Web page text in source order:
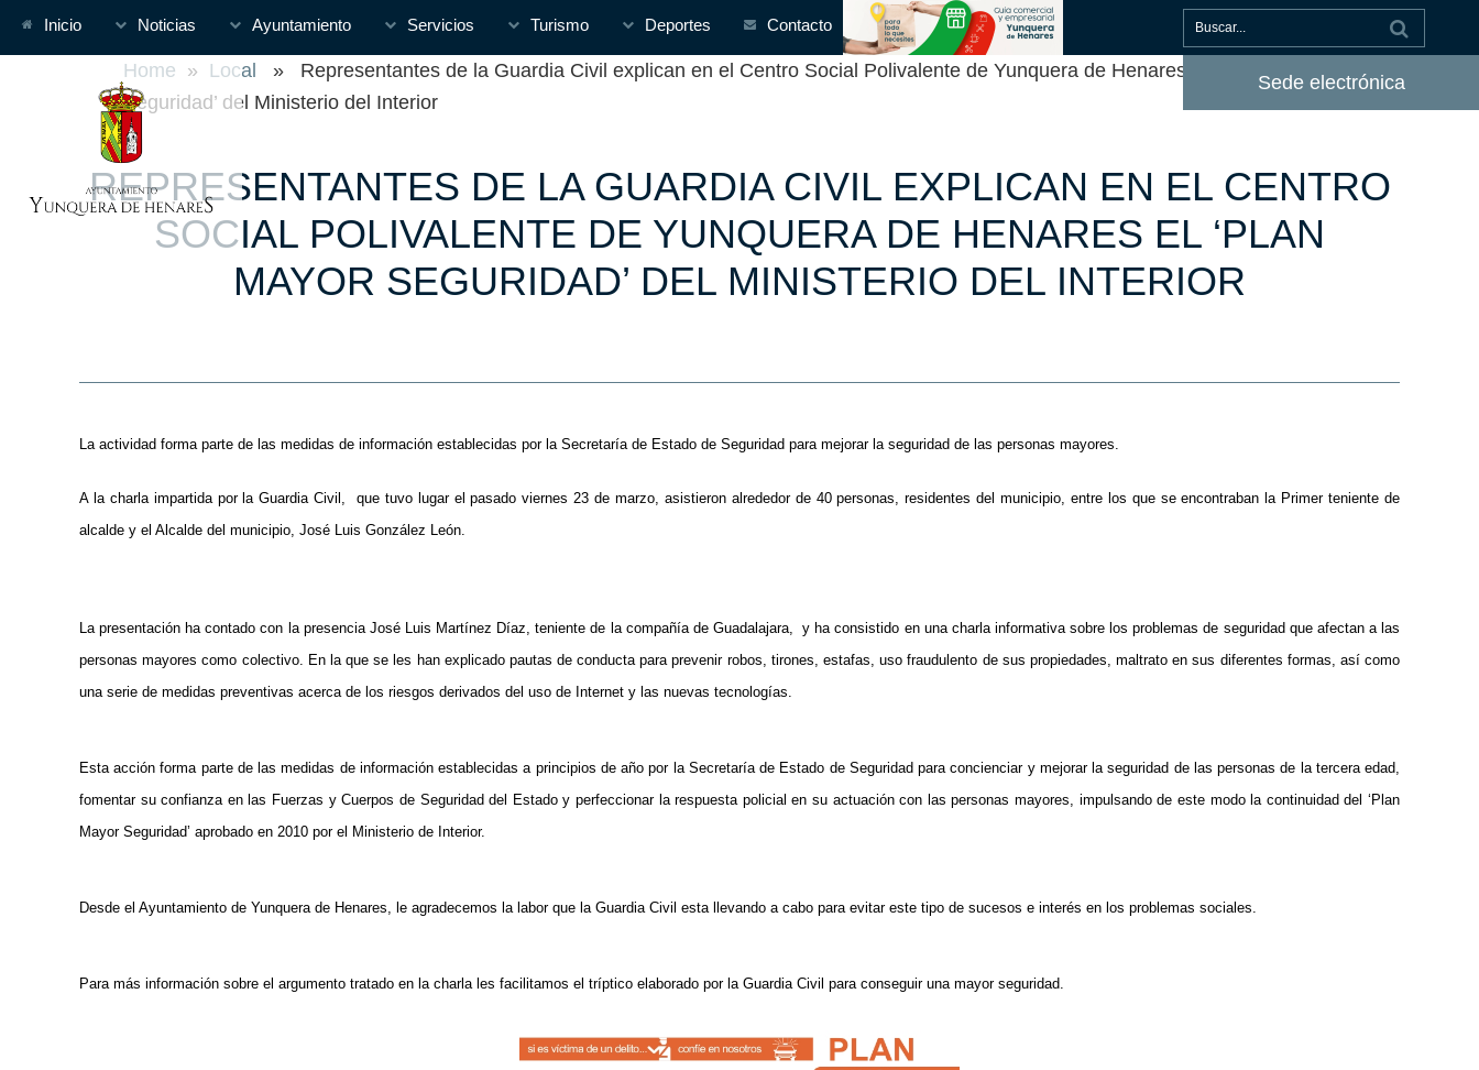
Inicio Noticias Ayuntamiento Servicios Turismo Deportes Contacto
Sede electrónica
Home » Local
» Representantes de la Guardia Civil explican en el Centro Social Polivalente de Yunquera de Henares el ‘Plan Mayor
Seguridad’ del Ministerio del Interior
REPRESENTANTES DE LA GUARDIA CIVIL EXPLICAN EN EL CENTRO
SOCIAL POLIVALENTE DE YUNQUERA DE HENARES EL ‘PLAN
MAYOR SEGURIDAD’ DEL MINISTERIO DEL INTERIOR
La actividad forma parte de las medidas de información establecidas por la Secretaría de Estado de Seguridad para mejorar la seguridad de las personas mayores.
A la charla impartida por la Guardia Civil, que tuvo lugar el pasado viernes 23 de marzo, asistieron alrededor de 40 personas, residentes del municipio, entre los que se encontraban la Primer teniente de
alcalde y el Alcalde del municipio, José Luis González León.
La presentación ha contado con la presencia José Luis Martínez Díaz, teniente de la compañía de Guadalajara, y ha consistido en una charla informativa sobre los problemas de seguridad que afectan a las
personas mayores como colectivo. En la que se les han explicado pautas de conducta para prevenir robos, tirones, estafas, uso fraudulento de sus propiedades, maltrato en sus diferentes formas, así como
una serie de medidas preventivas acerca de los riesgos derivados del uso de Internet y las nuevas tecnologías.
Esta acción forma parte de las medidas de información establecidas a principios de año por la Secretaría de Estado de Seguridad para concienciar y mejorar la seguridad de las personas de la tercera edad,
fomentar su confianza en las Fuerzas y Cuerpos de Seguridad del Estado y perfeccionar la respuesta policial en su actuación con las personas mayores, impulsando de este modo la continuidad del ‘Plan
Mayor Seguridad’ aprobado en 2010 por el Ministerio de Interior.
Desde el Ayuntamiento de Yunquera de Henares, le agradecemos la labor que la Guardia Civil esta llevando a cabo para evitar este tipo de sucesos e interés en los problemas sociales.
Para más información sobre el argumento tratado en la charla les facilitamos el tríptico elaborado por la Guardia Civil para conseguir una mayor seguridad.